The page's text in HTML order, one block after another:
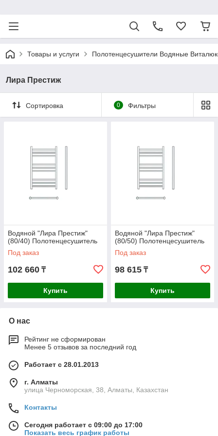
Товары и услуги Полотенцесушители Водяные
Лира Престиж
Сортировка 0 Фильтры
Водяной "Лира Престиж"
(80/40) Полотенцесушитель
Под заказ
102 660 ₸
Купить
Водяной "Лира Престиж"
(80/50) Полотенцесушитель
Под заказ
98 615 ₸
Купить
О нас
Рейтинг не сформирован
Менее 5 отзывов за последний год
Работает с 28.01.2013
г. Алматы
улица Черноморская, 38, Алматы, Казахстан
Контакты
Сегодня работает с 09:00 до 17:00
Показать весь график работы